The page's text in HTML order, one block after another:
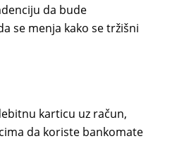
da bude
se menja kako se tržišni
karticu uz račun,
da koriste bankomate